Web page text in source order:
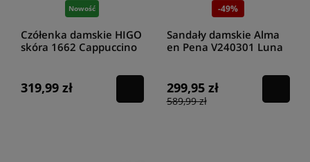
Nowość
Czółenka damskie HIGO
skóra 1662 Cappuccino
319,99 zł
-49%
Sandały damskie Alma
en Pena V240301 Luna
299,95 zł
589,99 zł